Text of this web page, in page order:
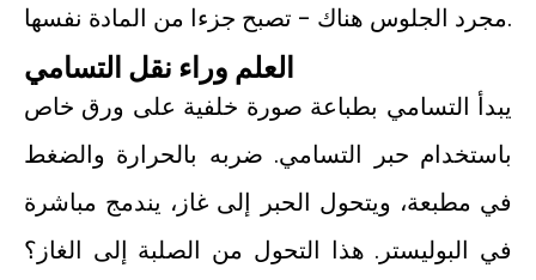
مجرد الجلوس هناك - تصبح جزءا من المادة نفسها.
العلم وراء نقل التسامي
يبدأ التسامي بطباعة صورة خلفية على ورق خاص
باستخدام حبر التسامي. ضربه بالحرارة والضغط
في مطبعة، ويتحول الحبر إلى غاز، يندمج مباشرة
في البوليستر. هذا التحول من الصلبة إلى الغاز؟